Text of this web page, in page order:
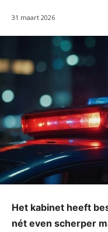
31 maart 2026
Het kabinet heeft
nét even scherper